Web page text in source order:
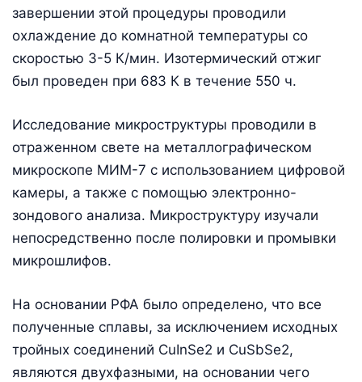
завершении этой процедуры проводили
охлаждение до комнатной температуры со
скоростью 3-5 К/мин. Изотермический отжиг
был проведен при 683 К в течение 550 ч.
Исследование микроструктуры проводили в
отраженном свете на металлографическом
микроскопе МИМ-7 с использованием цифровой
камеры, а также с помощью электронно-
зондового анализа. Микроструктуру изучали
непосредственно после полировки и промывки
микрошлифов.
На основании РФА было определено, что все
полученные сплавы, за исключением исходных
тройных соединений CuInSe2 и CuSbSe2,
являются двухфазными, на основании чего